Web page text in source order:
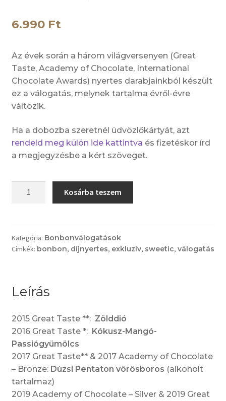
6.990 Ft
Az évek során a három világversenyen (Great
Taste, Academy of Chocolate, International
Chocolate Awards) nyertes darabjainkból készült
ez a válogatás, melynek tartalma évről-évre
változik.
Ha a dobozba szeretnél üdvözlőkártyát, azt
rendeld meg külön ide kattintva és fizetéskor írd
a megjegyzésbe a kért szöveget.
9
darabos
dobozos)
Kosárba teszem
Kategória: Bonbonválogatások
Címkék: bonbon, díjnyertes, exkluzív, sweetic, válogatás
Leírás
2015 Great Taste **: Zölddió
2016 Great Taste *: Kókusz-Mangó-
Passiógyümölcs
2017 Great Taste** & 2017 Academy of Chocolate
– Bronze:Dúzsi Pentaton vörösboros (alkoholt
tartalmaz)
2019 Academy of Chocolate – Silver & 2019 Great